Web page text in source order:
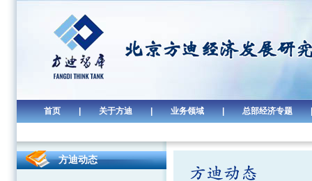
首页 | 关于方迪 | 业务领域 | 总部经济专题 |
方迪动态